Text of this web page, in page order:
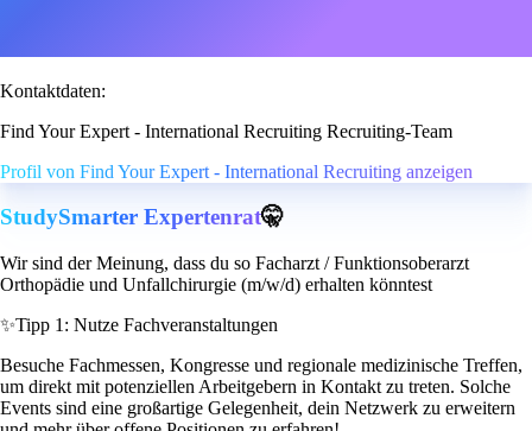
Kontaktdaten:
Find Your Expert - International Recruiting Recruiting-Team
Profil von Find Your Expert - International Recruiting anzeigen
StudySmarter Expertenrat🤫
Wir sind der Meinung, dass du so Facharzt / Funktionsoberarzt
Orthopädie und Unfallchirurgie (m/w/d) erhalten könntest
✨Tipp 1: Nutze Fachveranstaltungen
Besuche Fachmessen, Kongresse und regionale medizinische Treffen,
um direkt mit potenziellen Arbeitgebern in Kontakt zu treten. Solche
Events sind eine großartige Gelegenheit, dein Netzwerk zu erweitern